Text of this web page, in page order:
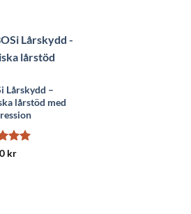
Lårskydd –
lårstöd med
kr